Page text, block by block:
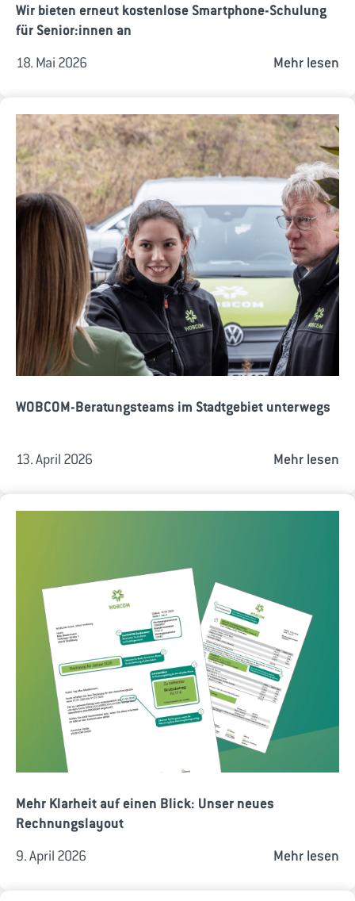
Wir bieten erneut kostenlose Smartphone-Schulung
für Senior:innen an
18. Mai 2026 Mehr lesen
WOBCOM-Beratungsteams im Stadtgebiet unterwegs
13. April 2026 Mehr lesen
Mehr Klarheit auf einen Blick: Unser neues
Rechnungslayout
9. April 2026 Mehr lesen